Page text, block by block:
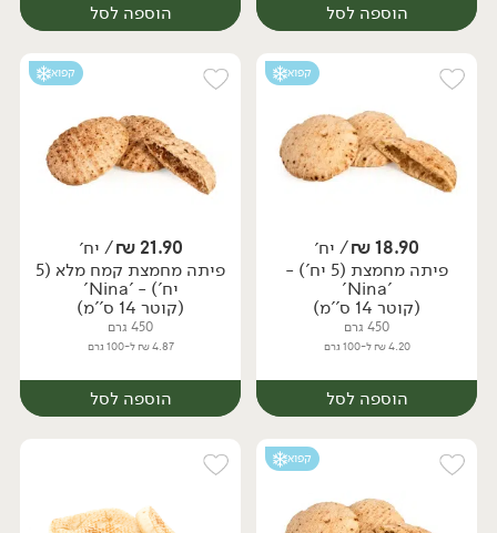
הוספה לסל
יח׳
הוספה לסל
יח׳
קפוא
18.90
₪/ יח׳
פיתה מחמצת (5 יח') -
'Nina'
(קוטר 14 ס''מ)
450 גרם
4.20 ₪ ל-100 גרם
הוספה לסל
קפוא
21.90
₪/ יח׳
פיתה מחמצת קמח מלא (5
יח') - 'Nina'
(קוטר 14 ס''מ)
450 גרם
4.87 ₪ ל-100 גרם
הוספה לסל
קפוא